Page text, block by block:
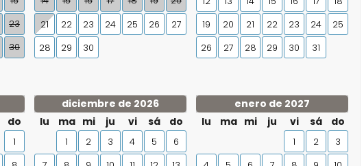
23
30
21 22 23 24 25 26
27
28
29 30
19
20 21 22 23 24
25
26
27 28 29 30 31
do
1
diciembre de 2026
lu
ma mi ju vi sá do
1 2 3 4 5
6
enero de 2027
lu
ma mi ju vi sá do
1 2
3